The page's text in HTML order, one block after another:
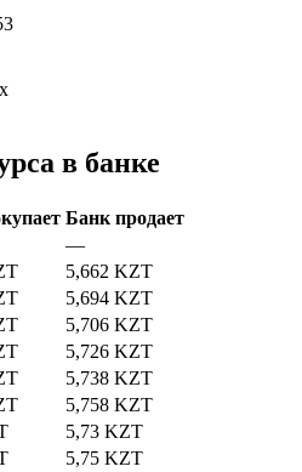
в банке
Банк продает
—
5,662 KZT
5,694 KZT
5,706 KZT
5,726 KZT
5,738 KZT
5,758 KZT
5,73 KZT
5,75 KZT